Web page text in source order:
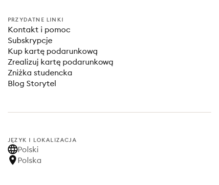
PRZYDATNE LINKI
Kontakt i pomoc
Subskrypcje
Kup kartę podarunkową
Zrealizuj kartę podarunkową
Zniżka studencka
Blog Storytel
JĘZYK I LOKALIZACJA
Polski
Polska